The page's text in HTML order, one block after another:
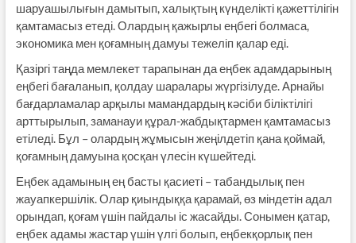
шаруашылығын дамытып, халықтың күнделікті қажеттілігін
қамтамасыз етеді. Олардың қажырлы еңбегі болмаса,
экономика мен қоғамның дамуы тежеліп қалар еді.
Қазіргі таңда мемлекет тарапынан да еңбек адамдарының
еңбегі бағаланып, қолдау шаралары жүргізілуде. Арнайы
бағдарламалар арқылы мамандардың кәсіби біліктілігі
арттырылып, заманауи құрал-жабдықтармен қамтамасыз
етіледі. Бұл – олардың жұмысын жеңілдетіп қана қоймай,
қоғамның дамуына қосқан үлесін күшейтеді.
Еңбек адамының ең басты қасиеті – табандылық пен
жауапкершілік. Олар қиындыққа қарамай, өз міндетін адал
орындап, қоғам үшін пайдалы іс жасайды. Сонымен қатар,
еңбек адамы жастар үшін үлгі болып, еңбекқорлық пен